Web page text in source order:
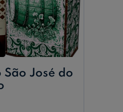
São José do